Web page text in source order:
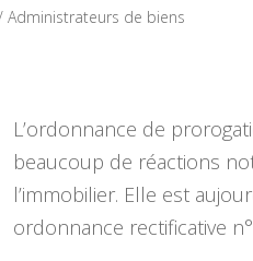
Administrateurs de biens
L’ordonnance de
beaucoup de réactions
l’immobilier. Elle est
ordonnance rectificative